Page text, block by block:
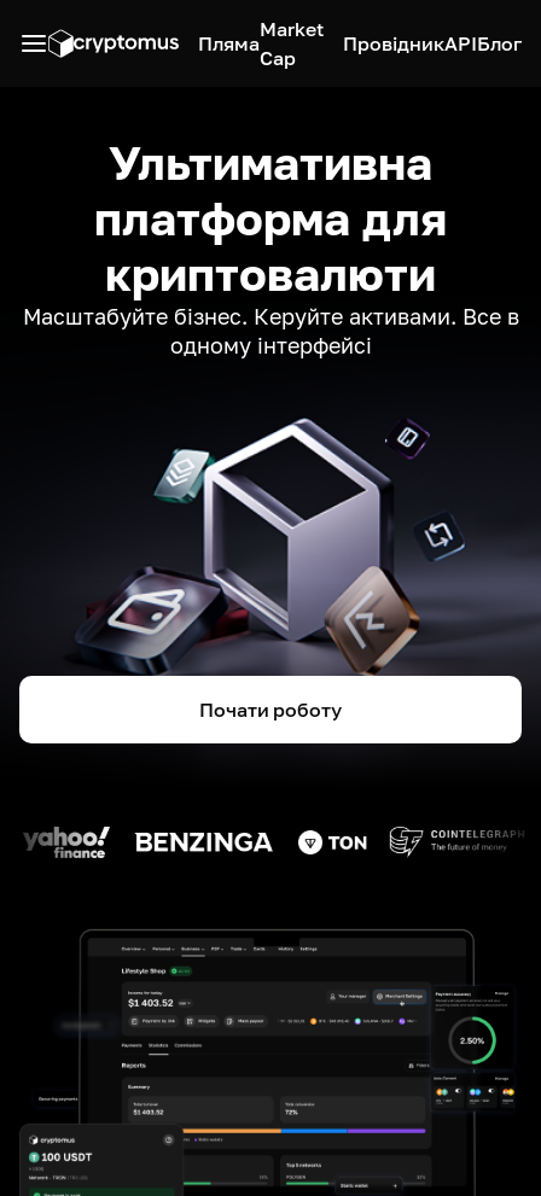
Пляма
Market
Cap
ПровідникAPIБлог
Ультимативна
платформа для
криптовалюти
Масштабуйте бізнес. Керуйте активами. Все в
одному інтерфейсі
Почати роботу